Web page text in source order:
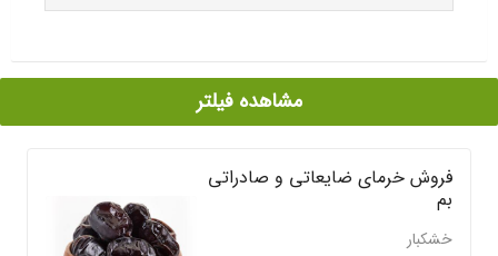
مشاهده فیلتر
فروش خرمای ضایعاتی و صادراتی
بم
خشکبار